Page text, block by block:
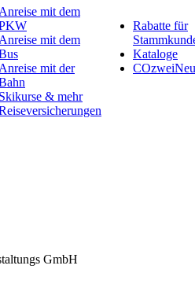
mit dem
mit dem
mit der
Skikurse & mehr
Rabatte für
Kataloge
GmbH